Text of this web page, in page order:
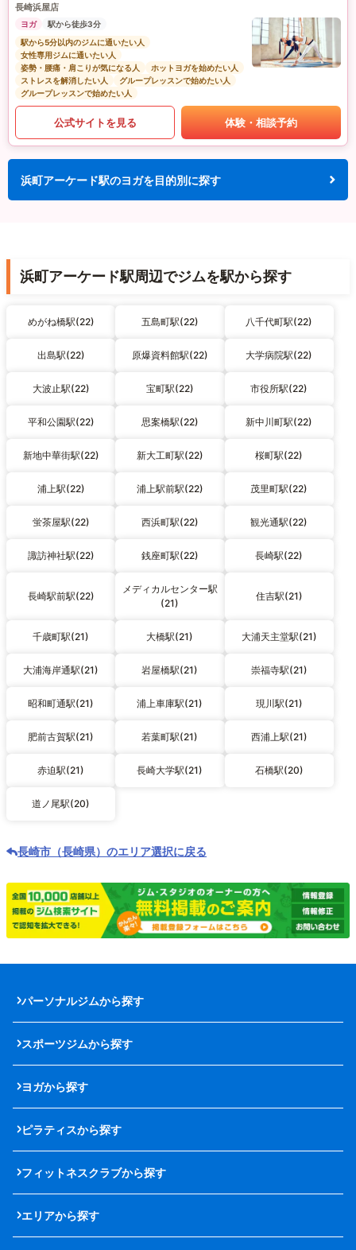
長崎浜屋店
ヨガ
駅から徒歩3分
駅から5分以内のジムに通いたい人
女性専用ジムに通いたい人
姿勢・腰痛・肩こりが気になる人
ホットヨガを始めたい人
ストレスを解消したい人
グループレッスンで始めたい人
グループレッスンで始めたい人
公式サイトを見る 体験・相談予約
浜町アーケード駅のヨガを目的別に探す
浜町アーケード駅周辺でジムを駅から探す
めがね橋駅(22) 五島町駅(22) 八千代町駅(22)
出島駅(22) 原爆資料館駅(22) 大学病院駅(22)
大波止駅(22) 宝町駅(22) 市役所駅(22)
平和公園駅(22) 思案橋駅(22) 新中川町駅(22)
新地中華街駅(22) 新大工町駅(22) 桜町駅(22)
浦上駅(22) 浦上駅前駅(22) 茂里町駅(22)
蛍茶屋駅(22) 西浜町駅(22) 観光通駅(22)
諏訪神社駅(22) 銭座町駅(22) 長崎駅(22)
長崎駅前駅(22)
メディカルセンター駅
(21)
住吉駅(21)
千歳町駅(21) 大橋駅(21) 大浦天主堂駅(21)
大浦海岸通駅(21) 岩屋橋駅(21) 崇福寺駅(21)
昭和町通駅(21) 浦上車庫駅(21) 現川駅(21)
肥前古賀駅(21) 若葉町駅(21) 西浦上駅(21)
赤迫駅(21) 長崎大学駅(21) 石橋駅(20)
道ノ尾駅(20)
長崎市（長崎県）のエリア選択に戻る
パーソナルジムから探す
スポーツジムから探す
ヨガから探す
ピラティスから探す
フィットネスクラブから探す
エリアから探す